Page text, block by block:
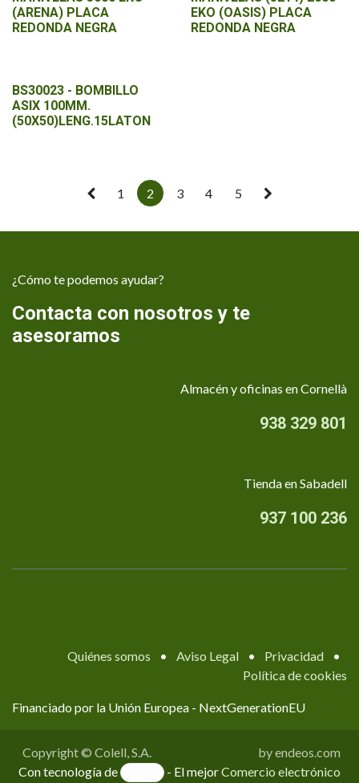
(ARENA) PLACA
REDONDA NEGRA
EKO (OASIS) PLACA
REDONDA NEGRA
BS30023 - BOMBILLO
ASIX 100MM.
(50X50)LENG.15LATON
1 2 3 4 5
¿Cómo te podemos ayudar?
Contacta con nosotros y te
asesoramos
Almacén y oficinas en Cornellà
938 329 801
Tienda en Sabadell
937 100 236
Quiénes somos • Aviso Legal • Privacidad
•
Política de cookies
Financiado por la Unión Europea - NextGenerationEU
Copyright © Colell, S.A.
by endeos.com
Con tecnología de
- El mejorComercio electrónico